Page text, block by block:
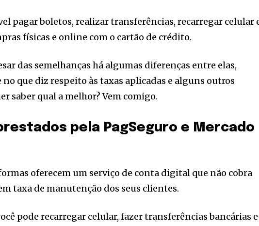
pagar boletos, realizar transferências, recarregar celular
físicas e online com o cartão de crédito.
das semelhanças há algumas diferenças entre elas,
que diz respeito às taxas aplicadas e alguns outros
saber qual a melhor? Vem comigo.
pela PagSeguro e Mercado
oferecem um serviço de conta digital que não cobra
taxa de manutenção dos seus clientes.
pode recarregar celular, fazer transferências bancárias e